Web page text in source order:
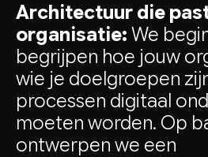
Architectuur die
organisatie: We
begrijpen hoe jouw
wie je doelgroepen
processen digitaal
moeten worden. Op
ontwerpen we een